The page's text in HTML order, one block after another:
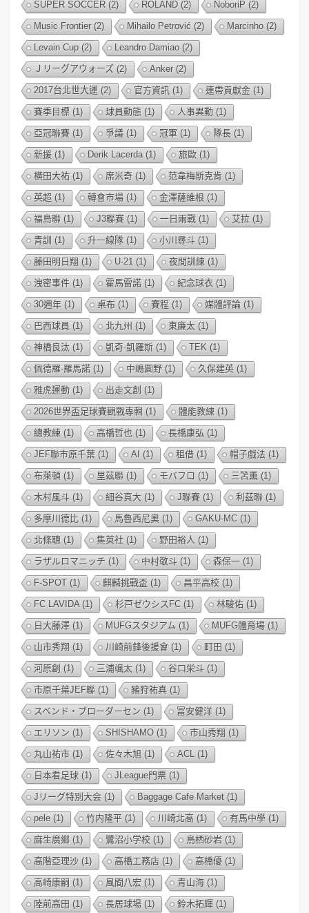
SUPER SOCCER (2) ROLAND (2) NoboriP (2)
Music Frontier(2) Mihailo Petrović (2) Marcinho (2)
Levain Cup (2) Leandro Damiao (2)
Ｊリーグアウォーズ (2) Anker(2)
2017台北世大運 (2) 官方資訊 (1) 連帶貢獻金 (1)
賽季目標 (1) 球員動態 (1) 人事異動 (1)
亞冠聯賽 (1) 爭議 (1) 冠軍 (1) 隊長 (1)
新援 (1) Derik Lacerda (1) 旅歐 (1)
橫田大祐 (1) 席米奇 (1) 范韋梅斯克肯 (1)
英超 (1) 轉會市場 (1) 金澤薩維根 (1)
福島聯 (1) J3聯賽 (1) 一日兩戰 (1) 艾拉 (1)
青訓 (1) 升一線隊 (1) 小川尋斗 (1)
藤田明日翔 (1) U-21 (1) 夜間訓練 (1)
洩密事件 (1) 霍馬雷諾 (1) 紀念球衣 (1)
30週年 (1) 桌布 (1) 賽程 (1) 媒體評論 (1)
巴西球員 (1) 北九州 (1) 東廉太 (1)
神橋良汰 (1) 凱奇·凱羅斯 (1) TEK (1)
佩德羅·羅馬諾 (1) 中嶋圓野 (1) 久保建英 (1)
雅虎運動 (1) 出走文創 (1)
2026世界盃足球賽觀戰專輯 (1) 體能教練 (1)
總教練 (1) 高橋哲也 (1) 長橋康弘 (1)
JEF聯市原千葉 (1) AI (1) 租借 (1) 帽子戲法 (1)
布萊頓 (1) 里茲聯 (1) モバフロ (1) 三笘薫 (1)
木村風斗 (1) 細谷真大 (1) J聯賽 (1) 利茲聯 (1)
多摩川德比 (1) 馬魯西尼奧 (1) GAKU-MC (1)
北條聰 (1) 集英社 (1) 野田裕人 (1)
ラザルロマニッチ (1) 中村敬斗 (1) 森保一 (1)
F-SPOT (1) 麒麟挑戰盃 (1) 昌平高校 (1)
FC LAVIDA (1) 杉戸ゼウシスFC (1) 林駿佑 (1)
日大藤澤 (1) MUFGスタジアム (1) MUFG體育場 (1)
山市秀翔 (1) 川崎前鋒後援會 (1) 町田 (1)
河原創 (1) 三浦颯太 (1) 谷口栄斗 (1)
市原千葉JEF聯 (1) 豬狩祐真 (1)
スベンド・ブローダーセン (1) 冨安健洋 (1)
エリソン (1) SHISHAMO (1) 市山秀翔 (1)
丸山祐市 (1) 佐々木旭 (1) ACL (1)
日本看足球 (1) JLeague門票 (1)
Jリーグ特別大会 (1) Baggage Cafe Market (1)
pele (1) 竹内隆平 (1) 川崎北高 (1) 有馬中學 (1)
麻生廣鄉 (1) 鷺沼小学校 (1) 鳥栖砂岩 (1)
高階亞理沙 (1) 高橋工務店 (1) 高橋優 (1)
高崎康嗣 (1) 風間八宏 (1) 青山海 (1)
陸前高田 (1) 長居球場 (1) 鈴木拓輝 (1)